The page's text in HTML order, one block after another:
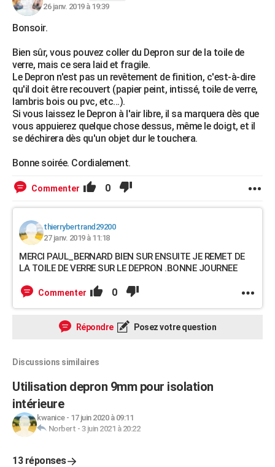
26 janv. 2019 à 19:39
Bonsoir.
Bien sûr, vous pouvez coller du Depron sur de la toile de
verre, mais ce sera laid et fragile.
Le Depron n'est pas un revêtement de finition, c'est-à-dire
qu'il doit être recouvert (papier peint, intissé, toile de verre,
lambris bois ou pvc, etc...).
Si vous laissez le Depron à l'air libre, il sa marquera dès que
vous appuierez quelque chose dessus, même le doigt, et il
se déchirera dès qu'un objet dur le touchera.
Bonne soirée. Cordialement.
Commenter 0
thierrybertrand29200
27 janv. 2019 à 11:18
MERCI PAUL_BERNARD BIEN SUR ENSUITE JE REMET DE
LA TOILE DE VERRE SUR LE DEPRON .BONNE JOURNEE
Commenter 0
Répondre Posez votre question
Discussions similaires
Utilisation depron 9mm pour isolation
intérieure
kwanice- 17 juin 2020 à 09:11
Norbert - 3 juin 2021 à 20:22
13 réponses